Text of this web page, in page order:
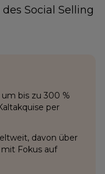
Social Selling
bis zu 300 %
per
davon über
Fokus auf